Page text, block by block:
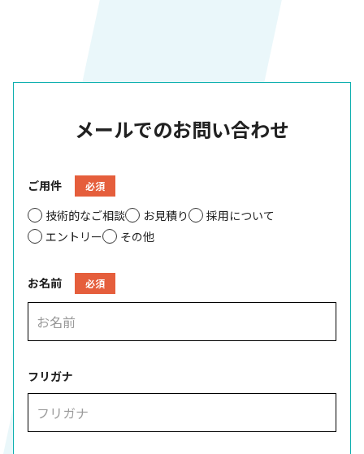
メールでのお問い合わせ
ご用件 必須
技術的なご相談 お見積り
採用について
エントリー
その他
お名前 必須
フリガナ